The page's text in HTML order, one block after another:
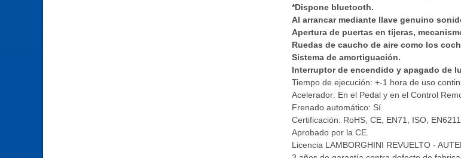
*Dispone bluetooth.
Al arrancar mediante llave genuino
Apertura de puertas en tijeras,
Ruedas de caucho de aire como los
Sistema de amortiguación.
Interruptor de encendido y apagado de
Tiempo de ejecución: +-1 hora de uso
Acelerador: En el Pedal y en el Control
Frenado automático: Sí
Certificación: RoHS, CE, EN71, ISO,
Aprobado por la CE.
Licencia LAMBORGHINI REVUELTO -